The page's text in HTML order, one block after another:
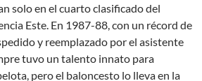
solo en el cuarto clasificado del
Este. En 1987-88, con un récord de
y reemplazado por el asistente
tuvo un talento innato para
pero el baloncesto lo lleva en la